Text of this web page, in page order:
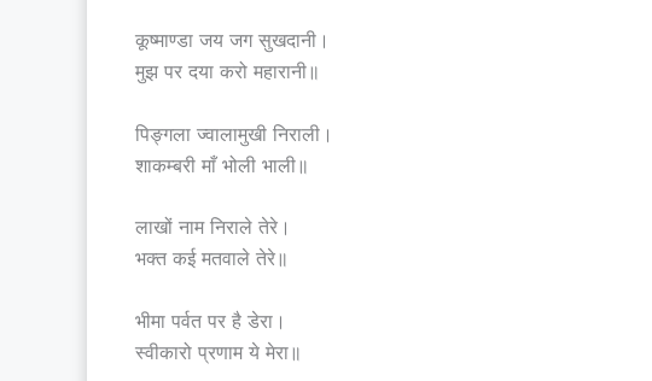
कूष्माण्डा जय जग सुखदानी।
मुझ पर दया करो महारानी॥
पिङ्गला ज्वालामुखी निराली।
शाकम्बरी माँ भोली भाली॥
लाखों नाम निराले तेरे।
भक्त कई मतवाले तेरे॥
भीमा पर्वत पर है डेरा।
स्वीकारो प्रणाम ये मेरा॥